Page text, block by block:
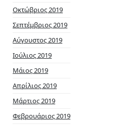
Οκτώβριος 2019
Σεπτέμβριος 2019
Αύγουστος 2019
Ιούλιος 2019
Μάιος 2019
Απρίλιος 2019
Μάρτιος 2019
Φεβρουάριος 2019